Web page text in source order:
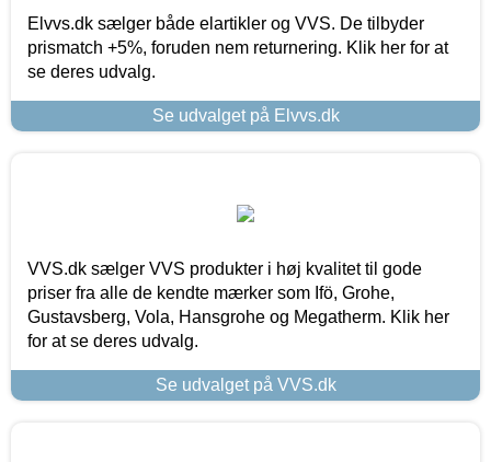
Elvvs.dk sælger både elartikler og VVS. De tilbyder
prismatch +5%, foruden nem returnering. Klik her for at
se deres udvalg.
Se udvalget på Elvvs.dk
VVS.dk sælger VVS produkter i høj kvalitet til gode
priser fra alle de kendte mærker som Ifö, Grohe,
Gustavsberg, Vola, Hansgrohe og Megatherm. Klik her
for at se deres udvalg.
Se udvalget på VVS.dk